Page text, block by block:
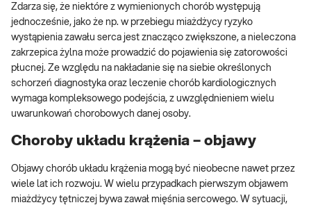
Zdarza się, że niektóre z wymienionych chorób występują
jednocześnie, jako że np. w przebiegu miażdżycy ryzyko
wystąpienia zawału serca jest znacząco zwiększone, a nieleczona
zakrzepica żylna może prowadzić do pojawienia się zatorowości
płucnej. Ze względu na nakładanie się na siebie określonych
schorzeń diagnostyka oraz leczenie chorób kardiologicznych
wymaga kompleksowego podejścia, z uwzględnieniem wielu
uwarunkowań chorobowych danej osoby.
Choroby układu krążenia – objawy
Objawy chorób układu krążenia mogą być nieobecne nawet przez
wiele lat ich rozwoju. W wielu przypadkach pierwszym objawem
miażdżycy tętniczej bywa zawał mięśnia sercowego. W sytuacji,